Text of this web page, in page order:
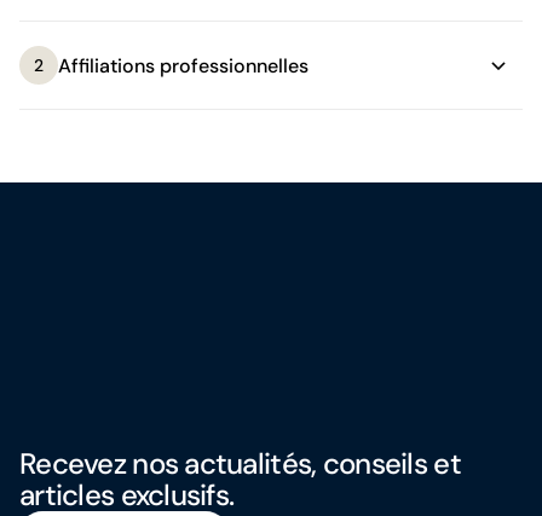
2 Affiliations professionnelles
Recevez nos actualités, conseils et
articles exclusifs.